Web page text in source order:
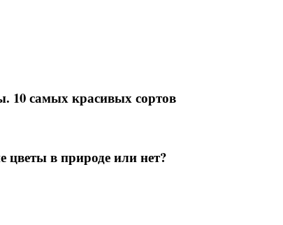
10 самых красивых сортов
цветы в природе или нет?